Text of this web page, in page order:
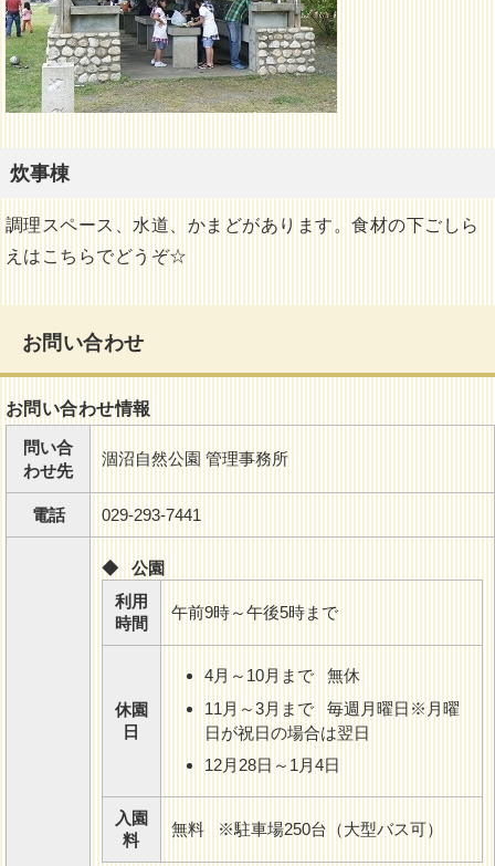
炊事棟
調理スペース、水道、かまどがあります。食材の下ごしら
えはこちらでどうぞ☆
お問い合わせ
お問い合わせ情報
問い合
わせ先
涸沼自然公園 管理事務所
電話 029-293-7441
◆ 公園
利用
時間
午前9時～午後5時まで
休園
日
4月～10月まで 無休
11月～3月まで 毎週月曜日※月曜
日が祝日の場合は翌日
12月28日～1月4日
入園
料
無料 ※駐車場250台（大型バス可）